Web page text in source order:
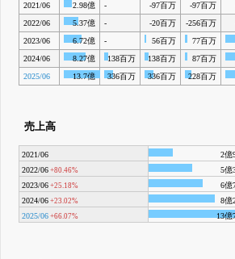
2021/06 2.98億 - -97百万 -97百万
2022/06
5.37億 - -20百万 -256百万
2023/06
6.72億 - 56百万 77百万
2024/06
8.27億 138百万 138百万 87百万
2025/06
13.7億 336百万 336百万 228百万
売上高
2021/06
2億
2022/06 +80.46%
5億
2023/06 +25.18%
6億
2024/06 +23.02%
8億
2025/06 +66.07% 13億